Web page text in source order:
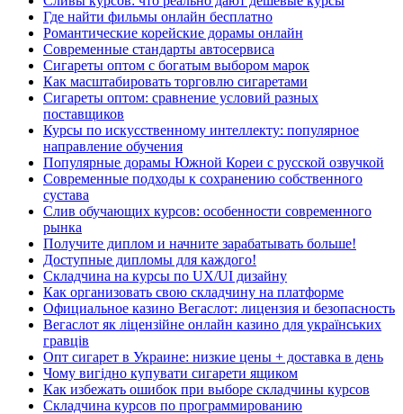
Где найти фильмы онлайн бесплатно
Романтические корейские дорамы онлайн
Современные стандарты автосервиса
Сигареты оптом с богатым выбором марок
Как масштабировать торговлю сигаретами
Сигареты оптом: сравнение условий разных
поставщиков
Курсы по искусственному интеллекту: популярное
направление обучения
Популярные дорамы Южной Кореи с русской озвучкой
Современные подходы к сохранению собственного
сустава
Слив обучающих курсов: особенности современного
рынка
Получите диплом и начните зарабатывать больше!
Доступные дипломы для каждого!
Складчина на курсы по UX/UI дизайну
Как организовать свою складчину на платформе
Официальное казино Вегаслот: лицензия и безопасность
Вегаслот як ліцензійне онлайн казино для українських
гравців
Опт сигарет в Украине: низкие цены + доставка в день
Чому вигідно купувати сигарети ящиком
Как избежать ошибок при выборе складчины курсов
Складчина курсов по программированию